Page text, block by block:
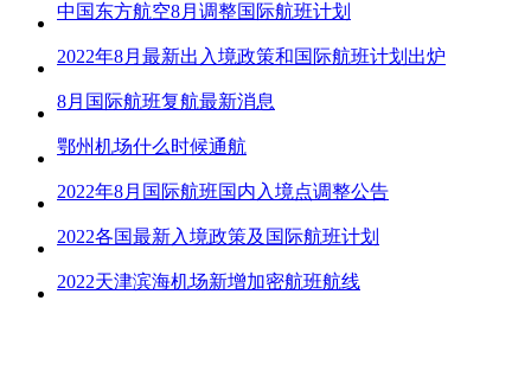
中国东方航空8月调整国际航班计划
2022年8月最新出入境政策和国际航班计划出炉
8月国际航班复航最新消息
鄂州机场什么时候通航
2022年8月国际航班国内入境点调整公告
2022各国最新入境政策及国际航班计划
2022天津滨海机场新增加密航班航线